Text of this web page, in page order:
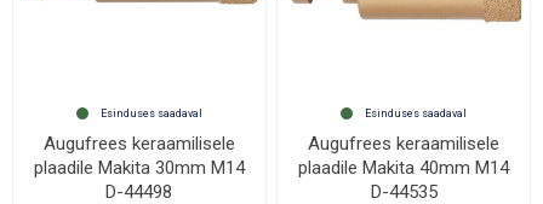
Esinduses saadaval
Augufrees keraamilisele
plaadile Makita 30mm M14
D-44498
Esinduses saadaval
Augufrees keraamilisele
plaadile Makita 40mm M14
D-44535